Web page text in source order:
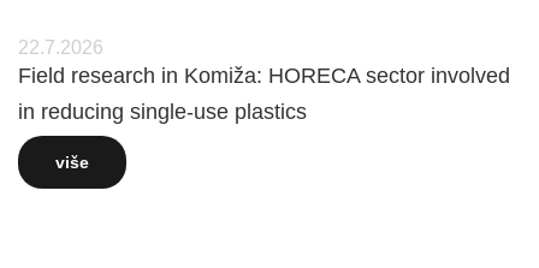
22.7.2026
Field research in Komiža: HORECA sector involved
in reducing single-use plastics
više